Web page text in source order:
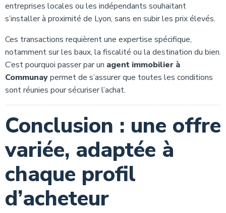
entreprises locales ou les indépendants souhaitant
s’installer à proximité de Lyon, sans en subir les prix élevés.
Ces transactions requièrent une expertise spécifique,
notamment sur les baux, la fiscalité ou la destination du bien.
C’est pourquoi passer par un agent immobilier à
Communaypermet de s’assurer que toutes les conditions
sont réunies pour sécuriser l’achat.
Conclusion : une offre
variée, adaptée à
chaque profil
d’acheteur